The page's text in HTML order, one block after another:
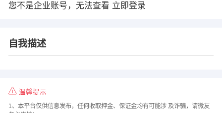
您不是企业账号，无法查看 立即登录
自我描述
温馨提示
1、本平台仅供信息发布，任何收取押金、保证金均有可能涉 及诈骗，请微友